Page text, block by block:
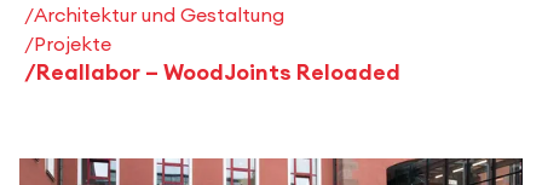
Architektur und Gestaltung
Projekte
Reallabor – WoodJoints Reloaded